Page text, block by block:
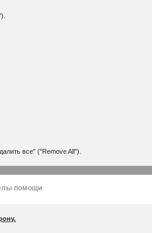
все" ("Remove All").
помощи